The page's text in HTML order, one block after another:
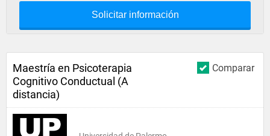
Solicitar información
Comparar
Maestría en Psicoterapia
Cognitivo Conductual (A
distancia)